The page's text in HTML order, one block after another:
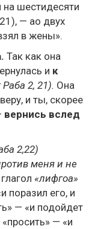
шестидесяти
— ао двух
в жены».
Так как она
и к
Раба 2, 21). Она
и ты, скорее
вернись вслед
2,22)
меня и не
«лифгоа»
поразил его, и
— «и подойдет
— «и